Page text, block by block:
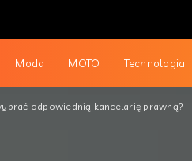
Moda MOTO Technologia
odpowiednią kancelarię prawną?